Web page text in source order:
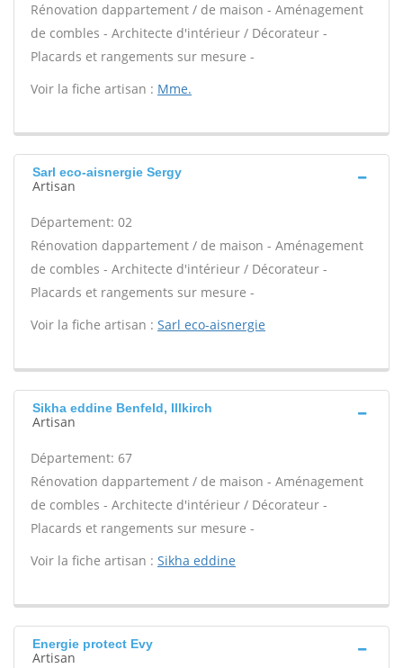
Rénovation dappartement / de maison - Aménagement
de combles - Architecte d'intérieur / Décorateur -
Placards et rangements sur mesure -
Voir la fiche artisan : Mme.
Sarl eco-aisnergie Sergy
Artisan
Département: 02
Rénovation dappartement / de maison - Aménagement
de combles - Architecte d'intérieur / Décorateur -
Placards et rangements sur mesure -
Voir la fiche artisan : Sarl eco-aisnergie
Sikha eddine Benfeld, Illkirch
Artisan
Département: 67
Rénovation dappartement / de maison - Aménagement
de combles - Architecte d'intérieur / Décorateur -
Placards et rangements sur mesure -
Voir la fiche artisan : Sikha eddine
Energie protect Evy
Artisan